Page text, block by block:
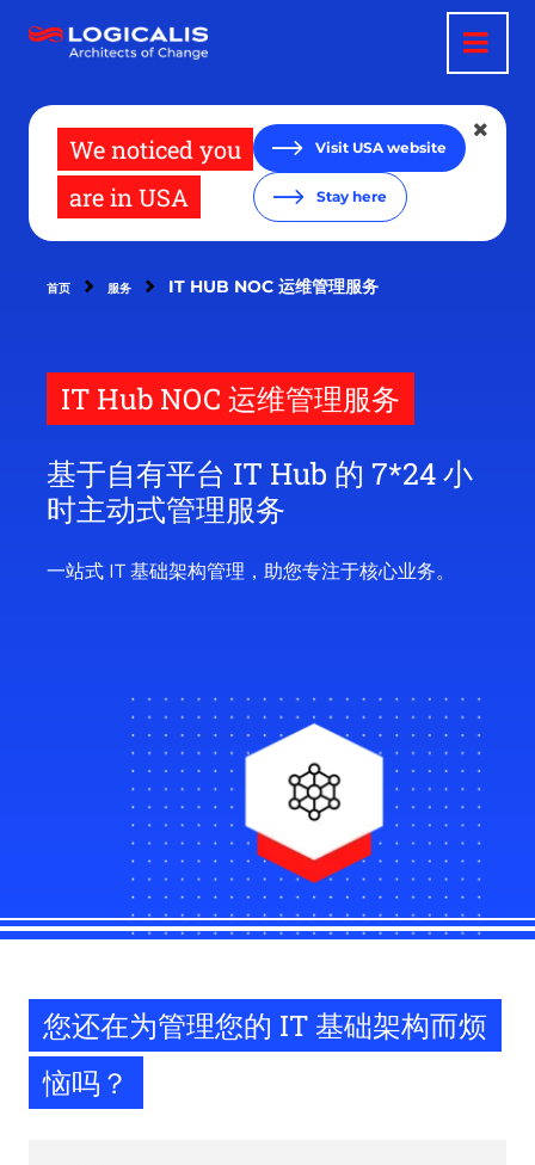
We noticed you
are in USA
Visit USA website
Stay here
首页 服务 IT HUB NOC 运维管理服务
IT Hub NOC 运维管理服务
基于自有平台 IT Hub 的 7*24 小
时主动式管理服务
一站式 IT 基础架构管理，助您专注于核心业务。
您还在为管理您的 IT 基础架构而烦
恼吗？